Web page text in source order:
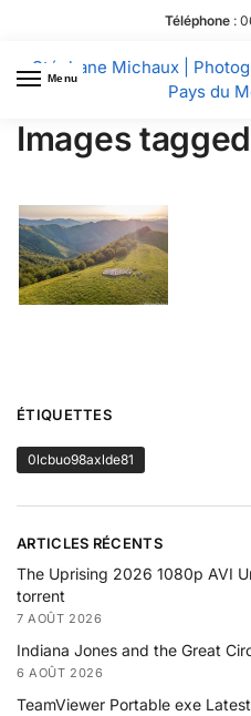
Téléphone:
Menu
Stéphane Michaux |
Pays du
Images
ÉTIQUETTES
0lcbuo98axlde81
ARTICLES RÉCENTS
The Uprising 2026 1080p AVI
torrent
7 AOÛT 2026
Indiana Jones and the Great
6 AOÛT 2026
TeamViewer Portable exe